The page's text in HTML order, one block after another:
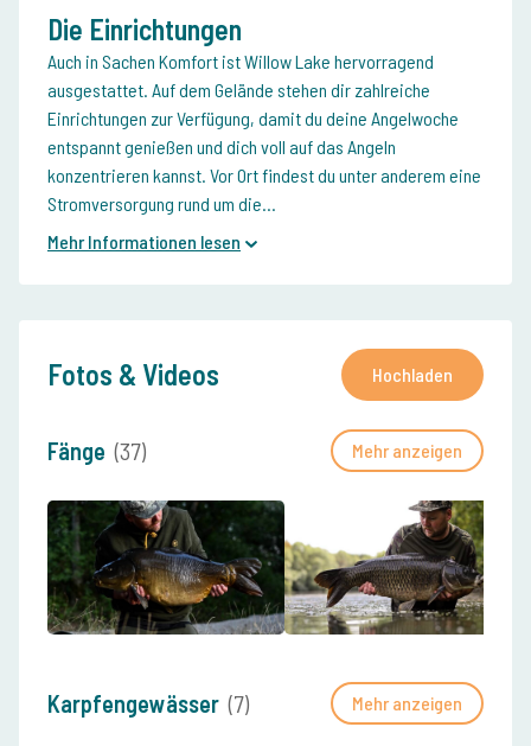
Die Einrichtungen
Auch in Sachen Komfort ist Willow Lake hervorragend
ausgestattet. Auf dem Gelände stehen dir zahlreiche
Einrichtungen zur Verfügung, damit du deine Angelwoche
entspannt genießen und dich voll auf das Angeln
konzentrieren kannst. Vor Ort findest du unter anderem eine
Stromversorgung rund um die...
Mehr Informationen lesen
Fotos & Videos Hochladen
Fänge (37) Mehr anzeigen
Karpfengewässer (7) Mehr anzeigen